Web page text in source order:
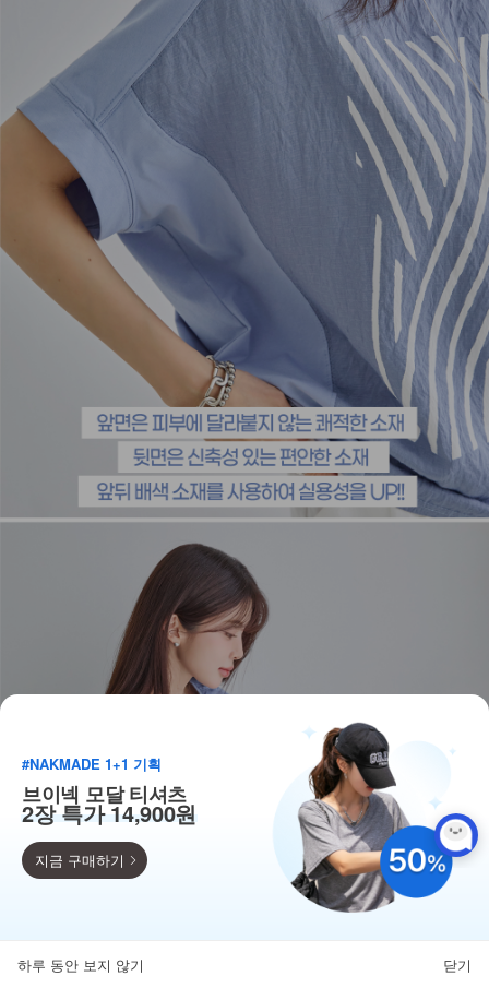
득템찬스
#NAKMADE 1+1 기획
브이넥 모달 티셔츠
2장 특가 14,900원
지금 구매하기
하루 동안 보지 않기 닫기
뒤로가기 카테고리 마이페이지